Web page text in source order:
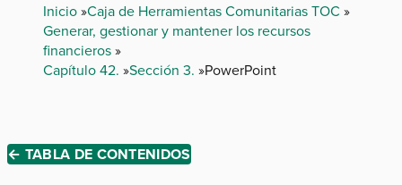
Breadcrumb
Inicio Caja de Herramientas Comunitarias TOC
Generar, gestionar y mantener los recursos
financieros
Capítulo 42. Sección 3. PowerPoint
← TABLA DE CONTENIDOS